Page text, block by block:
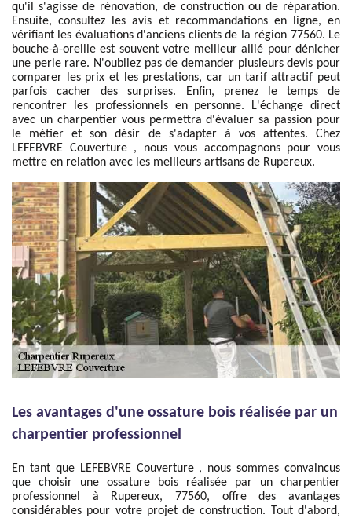
qu'il s'agisse de rénovation, de construction ou de réparation.
Ensuite, consultez les avis et recommandations en ligne, en
vérifiant les évaluations d'anciens clients de la région 77560. Le
bouche-à-oreille est souvent votre meilleur allié pour dénicher
une perle rare. N'oubliez pas de demander plusieurs devis pour
comparer les prix et les prestations, car un tarif attractif peut
parfois cacher des surprises. Enfin, prenez le temps de
rencontrer les professionnels en personne. L'échange direct
avec un charpentier vous permettra d'évaluer sa passion pour
le métier et son désir de s'adapter à vos attentes. Chez
LEFEBVRE Couverture , nous vous accompagnons pour vous
mettre en relation avec les meilleurs artisans de Rupereux.
Les avantages d'une ossature bois réalisée par un
charpentier professionnel
En tant que LEFEBVRE Couverture , nous sommes convaincus
que choisir une ossature bois réalisée par un charpentier
professionnel à Rupereux, 77560, offre des avantages
considérables pour votre projet de construction. Tout d'abord,